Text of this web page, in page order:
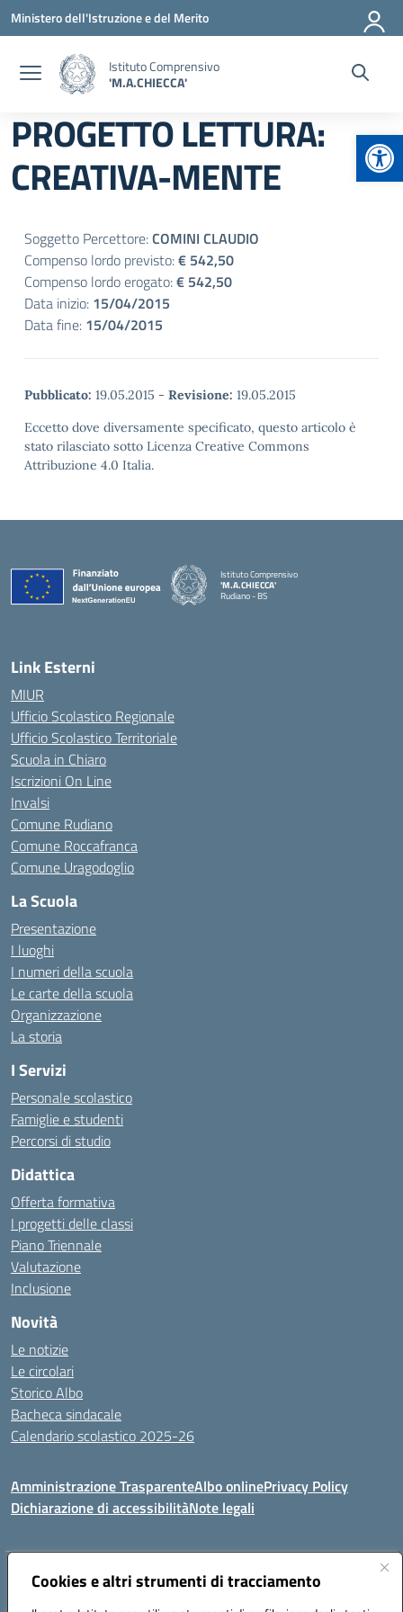
Cookies e altri strumenti di tracciamento
Vai ai contenuti
Vai al menu di navigazione
Vai al footer
Ministero dell'Istruzione e del Merito
Istituto Comprensivo
'M.A.CHIECCA'
PROGETTO LETTURA:
CREATIVA-MENTE
Soggetto Percettore:COMINI CLAUDIO
Compenso lordo previsto:€ 542,50
Compenso lordo erogato:€ 542,50
Data inizio: 15/04/2015
Data fine: 15/04/2015
Pubblicato: 19.05.2015 - Revisione: 19.05.2015
Eccetto dove diversamente specificato, questo articolo è
stato rilasciato sotto Licenza Creative Commons
Attribuzione 4.0 Italia.
Istituto Comprensivo
'M.A.CHIECCA'
Rudiano - BS
Link Esterni
MIUR
Ufficio Scolastico Regionale
Ufficio Scolastico Territoriale
Scuola in Chiaro
Iscrizioni On Line
Invalsi
Comune Rudiano
Comune Roccafranca
Comune Uragodoglio
La Scuola
Presentazione
I luoghi
I numeri della scuola
Le carte della scuola
Organizzazione
La storia
I Servizi
Personale scolastico
Famiglie e studenti
Percorsi di studio
Didattica
Offerta formativa
I progetti delle classi
Piano Triennale
Valutazione
Inclusione
Novità
Le notizie
Le circolari
Storico Albo
Bacheca sindacale
Calendario scolastico 2025-26
Amministrazione TrasparenteAlbo onlinePrivacy Policy
Dichiarazione di accessibilitàNote legali
Indirizzo:VIA A. DE GASPERI, 41 RUDIANO 25030 RUDIANO